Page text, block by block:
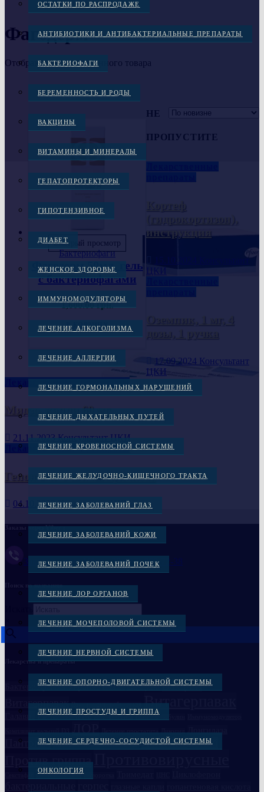
ОСТАТКИ ПО РАСПРОДАЖЕ
АНТИБИОТИКИ И АНТИБАКТЕРИАЛЬНЫЕ ПРЕПАРАТЫ
БАКТЕРИОФАГИ
БЕРЕМЕННОСТЬ И РОДЫ
ВАКЦИНЫ
ВИТАМИНЫ И МИНЕРАЛЫ
ГЕПАТОПРОТЕКТОРЫ
ГИПОТЕНЗИВНОЕ
ДИАБЕТ
ЖЕНСКОЕ ЗДОРОВЬЕ
ИММУНОМОДУЛЯТОРЫ
ЛЕЧЕНИЕ АЛКОГОЛИЗМА
ЛЕЧЕНИЕ АЛЛЕРГИИ
ЛЕЧЕНИЕ ГОРМОНАЛЬНЫХ НАРУШЕНИЙ
ЛЕЧЕНИЕ ДЫХАТЕЛЬНЫХ ПУТЕЙ
ЛЕЧЕНИЕ КРОВЕНОСНОЙ СИСТЕМЫ
ЛЕЧЕНИЕ ЖЕЛУДОЧНО-КИШЕЧНОГО ТРАКТА
ЛЕЧЕНИЕ ЗАБОЛЕВАНИЙ ГЛАЗ
ЛЕЧЕНИЕ ЗАБОЛЕВАНИЙ КОЖИ
ЛЕЧЕНИЕ ЗАБОЛЕВАНИЙ ПОЧЕК
ЛЕЧЕНИЕ ЛОР ОРГАНОВ
ЛЕЧЕНИЕ МОЧЕПОЛОВОЙ СИСТЕМЫ
ЛЕЧЕНИЕ НЕРВНОЙ СИСТЕМЫ
ЛЕЧЕНИЕ ОПОРНО-ДВИГАТЕЛЬНОЙ СИСТЕМЫ
ЛЕЧЕНИЕ ПРОСТУДЫ И ГРИППА
ЛЕЧЕНИЕ СЕРДЕЧНО-СОСУДИСТОЙ СИСТЕМЫ
ОНКОЛОГИЯ
Фагодерм
Отображение единственного товара
Быстрый просмотр
Бактериофаги
Фагодерм 50мл, гель
с бактериофагами
1,600.00грн.
В КОРЗИНУ
НЕ
ПРОПУСТИТЕ
инструкция
Консультант
ЦКИ
17.09.2024 Консультант
ЦКИ
Лекарственные препараты
Мидзо, капли 60 мг
21.11.2023 Консультант ЦКИ
Лекарственные препараты
Гепон 2мг 1 шт. лиофилизат
04.10.2023Консультант ЦКИ
Заказы через Viber :
Заказать через Viber +38(097)-869-72-38
Поиск по названию
Лекарства и препараты
Бактериофаги в Украине Бивалос Вакцина Вакцина
Витагерпавак Вакцина антирабическая Витагерпавак
Галавит Глазные препараты Дисбактериоз Иммуноглобулин
Пантогам Пиобактериофаг комплексный Полиоксидоний
Против гриппа
Семаглутид Сыворотка